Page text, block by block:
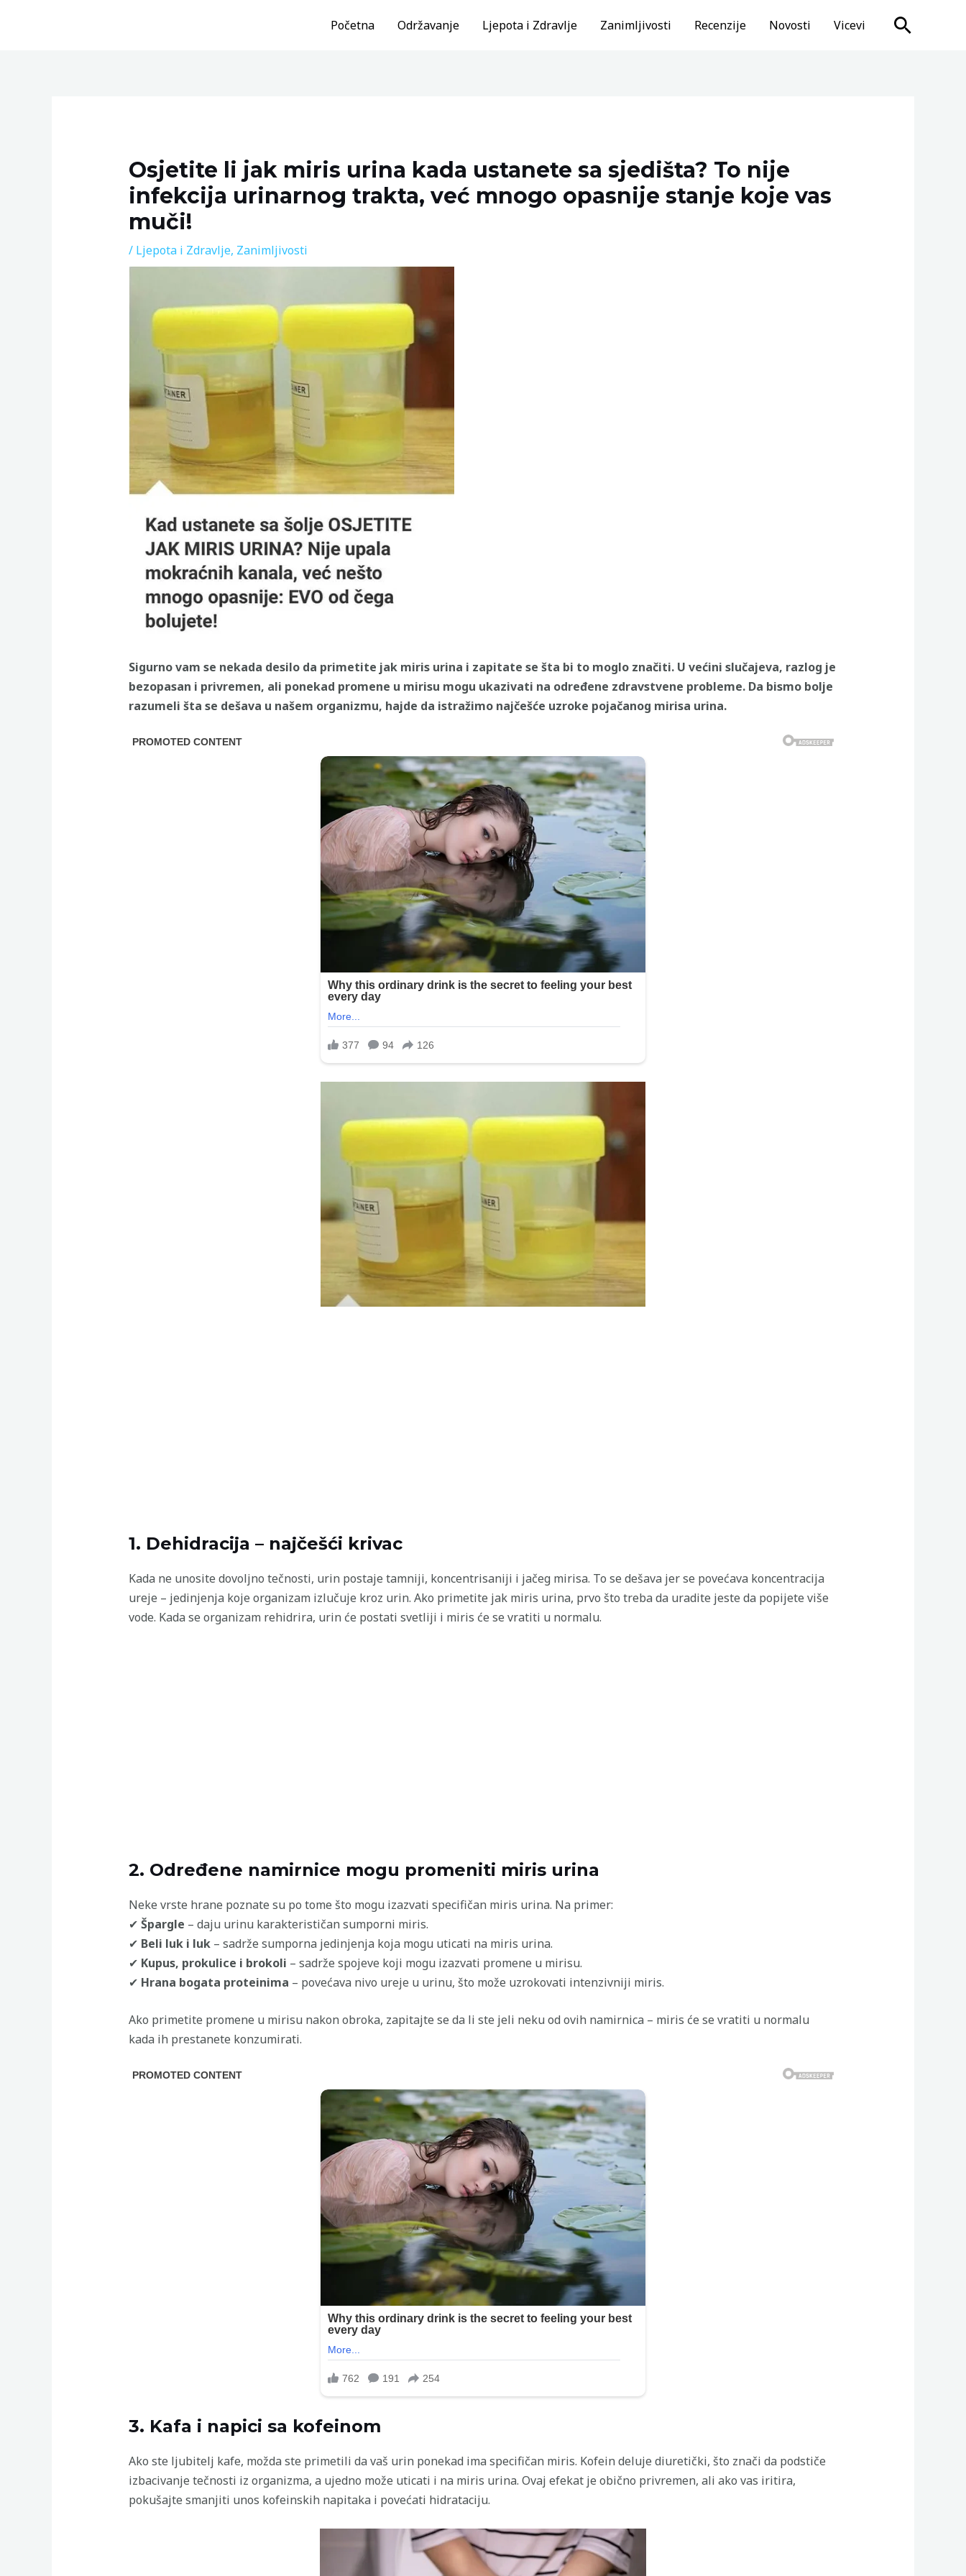
Početna Održavanje Ljepota i Zdravlje Zanimljivosti Recenzije Novosti Vicevi Search
Osjetite li jak miris urina kada ustanete sa sjedišta? To nije
infekcija urinarnog trakta, već mnogo opasnije stanje koje vas
muči!
/ Ljepota i Zdravlje, Zanimljivosti
Sigurno vam se nekada desilo da primetite jak miris urina i zapitate se šta bi to moglo značiti. U većini slučajeva, razlog je
bezopasan i privremen, ali ponekad promene u mirisu mogu ukazivati na određene zdravstvene probleme. Da bismo bolje
razumeli šta se dešava u našem organizmu, hajde da istražimo najčešće uzroke pojačanog mirisa urina.
1. Dehidracija – najčešći krivac
Kada ne unosite dovoljno tečnosti, urin postaje tamniji, koncentrisaniji i jačeg mirisa. To se dešava jer se povećava koncentracija
ureje – jedinjenja koje organizam izlučuje kroz urin. Ako primetite jak miris urina, prvo što treba da uradite jeste da popijete više
vode. Kada se organizam rehidrira, urin će postati svetliji i miris će se vratiti u normalu.
2. Određene namirnice mogu promeniti miris urina
Neke vrste hrane poznate su po tome što mogu izazvati specifičan miris urina. Na primer:
✔ Špargle – daju urinu karakterističan sumporni miris.
✔ Beli luk i luk– sadrže sumporna jedinjenja koja mogu uticati na miris urina.
✔ Kupus, prokulice i brokoli – sadrže spojeve koji mogu izazvati promene u mirisu.
✔ Hrana bogata proteinima – povećava nivo ureje u urinu, što može uzrokovati intenzivniji miris.
Ako primetite promene u mirisu nakon obroka, zapitajte se da li ste jeli neku od ovih namirnica – miris će se vratiti u normalu
kada ih prestanete konzumirati.
3. Kafa i napici sa kofeinom
Ako ste ljubitelj kafe, možda ste primetili da vaš urin ponekad ima specifičan miris. Kofein deluje diuretički, što znači da podstiče
izbacivanje tečnosti iz organizma, a ujedno može uticati i na miris urina. Ovaj efekat je obično privremen, ali ako vas iritira,
pokušajte smanjiti unos kofeinskih napitaka i povećati hidrataciju.